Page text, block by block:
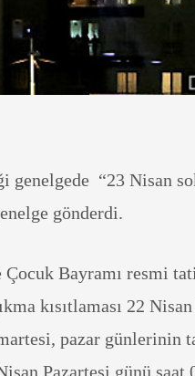
“23 Nisan
gönderdi.
Bayramı resmi
kısıtlaması 22
pazar günlerinin
Pazartesi günü saat